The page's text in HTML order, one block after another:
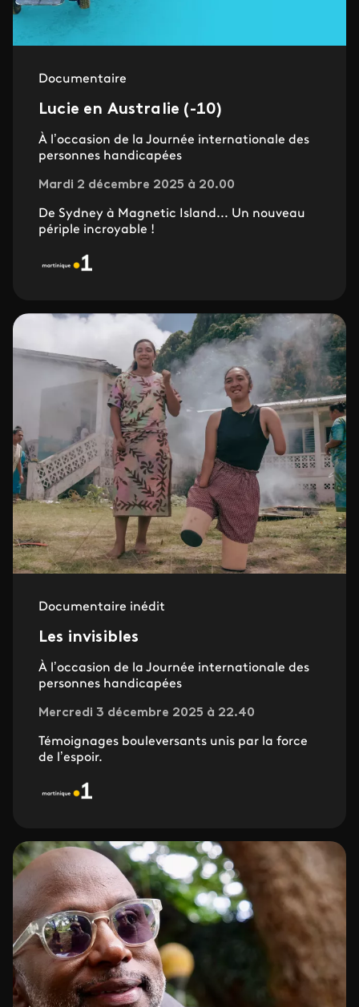
Documentaire
Lucie en Australie (-10)
À l’occasion de la Journée internationale des
personnes handicapées
Mardi 2 décembre 2025 à 20.00
De Sydney à Magnetic Island... Un nouveau
périple incroyable !
Documentaire inédit
Les invisibles
À l’occasion de la Journée internationale des
personnes handicapées
Mercredi 3 décembre 2025 à 22.40
Témoignages bouleversants unis par la force
de l’espoir.